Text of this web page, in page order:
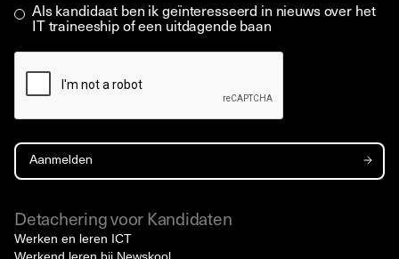
Als kandidaat ben ik geïnteresseerd in nieuws over het
IT traineeship of een uitdagende baan
Detachering voor Kandidaten
Werken en leren ICT